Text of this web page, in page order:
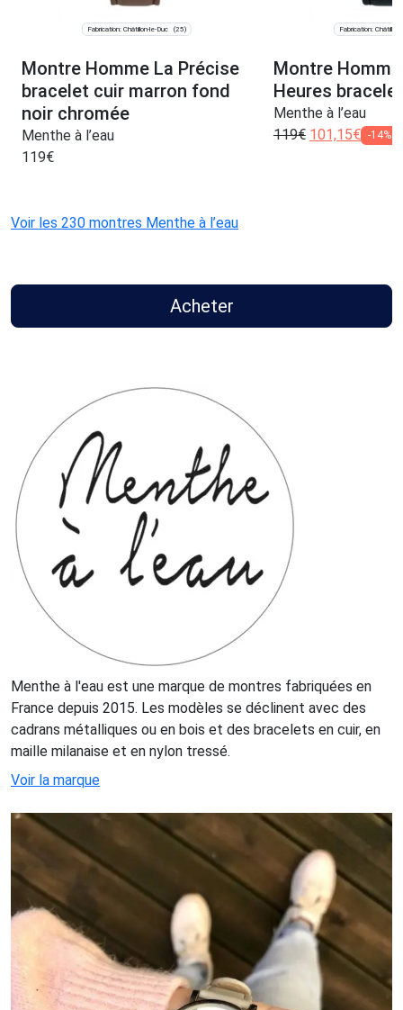
Fabrication: Châtillon-le-Duc (25)
Montre Homme La Précise
bracelet cuir marron fond
noir chromée
Menthe à l’eau
119€
Fabrication: Châtillon-
Montre
Heures
Menthe à l’eau
119€ 101,15€ -14%
Voir les 230 montres Menthe à l’eau
Acheter
Menthe à l'eau est une marque de montres fabriquées en
France depuis 2015. Les modèles se déclinent avec des
cadrans métalliques ou en bois et des bracelets en cuir, en
maille milanaise et en nylon tressé.
Voir la marque